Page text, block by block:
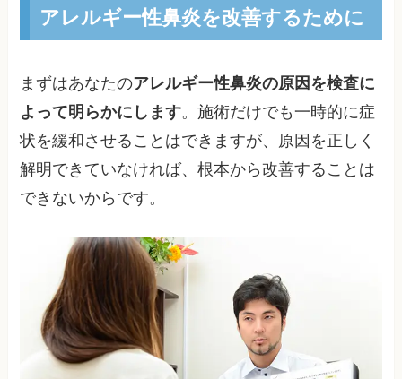
アレルギー性鼻炎を改善するために
まずはあなたのアレルギー性鼻炎の原因を検査に
よって明らかにします。施術だけでも一時的に症
状を緩和させることはできますが、原因を正しく
解明できていなければ、根本から改善することは
できないからです。